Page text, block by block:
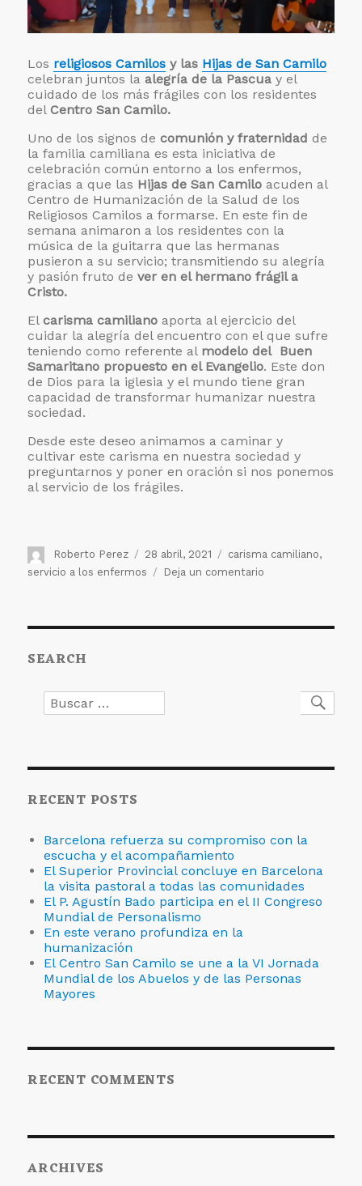
Los religiosos Camilos y las Hijas de San Camilo
celebran juntos laalegría de la Pascua y el
cuidado de los más frágiles con los residentes
delCentro San Camilo.
Uno de los signos decomunión y fraternidad de
la familia camiliana es esta iniciativa de
celebración común entorno a los enfermos,
gracias a que las Hijas de San Camilo acuden al
Centro de Humanización de la Salud de los
Religiosos Camilos a formarse. En este fin de
semana animaron a los residentes con la
música de la guitarra que las hermanas
pusieron a su servicio; transmitiendo su alegría
y pasión fruto dever en el hermano frágil a
Cristo.
Elcarisma camiliano aporta al ejercicio del
cuidar la alegría del encuentro con el que sufre
teniendo como referente al modelo del Buen
Samaritano propuesto en el Evangelio. Este don
de Dios para la iglesia y el mundo tiene gran
capacidad de transformar humanizar nuestra
sociedad.
Desde este deseo animamos a caminar y
cultivar este carisma en nuestra sociedad y
preguntarnos y poner en oración si nos ponemos
al servicio de los frágiles.
Autor
Roberto Perez
Publicado
el
28 abril, 2021 Etiquetas
carisma camiliano,
servicio a los enfermos
Deja un comentario
SEARCH
Buscar
por:
RECENT POSTS
Barcelona refuerza su compromiso con la
escucha y el acompañamiento
El Superior Provincial concluye en Barcelona
la visita pastoral a todas las comunidades
El P. Agustín Bado participa en el II Congreso
Mundial de Personalismo
En este verano profundiza en la
humanización
El Centro San Camilo se une a la VI Jornada
Mundial de los Abuelos y de las Personas
Mayores
RECENT COMMENTS
ARCHIVES